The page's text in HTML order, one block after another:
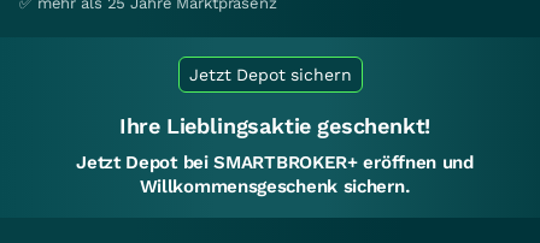
Jetzt Depot sichern
Ihre Lieblingsaktie geschenkt!
Jetzt Depot bei SMARTBROKER+ eröffnen und
Willkommensgeschenk sichern.